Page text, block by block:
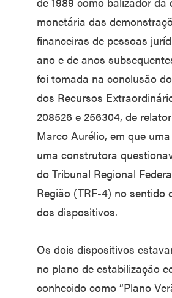
monetária das
financeiras de pessoas
ano e de anos
foi tomada na conclusão
dos Recursos
208526 e 256304, de
Marco Aurélio, em que
uma construtora
do Tribunal Regional
Região (TRF-4) no sentido
dos dispositivos.
Os dois dispositivos
no plano de estabilização
conhecido como “Plano